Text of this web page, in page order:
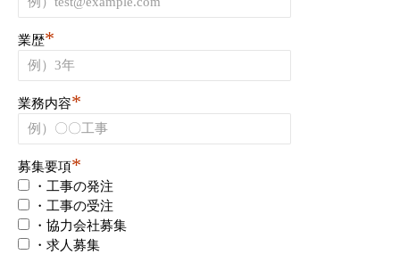
業歴*
業務内容*
募集要項*
・工事の発注
・工事の受注
・協力会社募集
・求人募集